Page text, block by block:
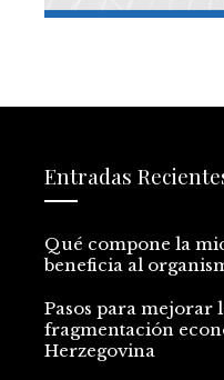
Entradas
Qué compone la
beneficia al
Pasos para mejorar
fragmentación
Herzegovina